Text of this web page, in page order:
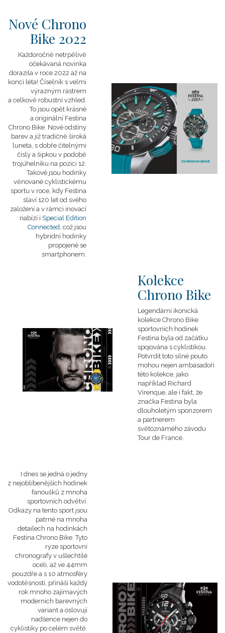
Nové Chrono
Bike 2022
Každoročně netrpělivě
očekávaná novinka
dorazila v roce 2022 až na
konci léta! Číselník s velmi
výrazným rastrem
a celkově robustní vzhled.
To jsou opět krásné
a originální Festina
Chrono Bike. Nové odstíny
barev a již tradičně široká
luneta, s dobře čitelnými
čísly a šipkou v podobě
trojúhelníku na pozici 12.
Takové jsou hodinky
věnované cyklistickému
sportu v roce, kdy Festina
slaví 120 let od svého
založení a v rámci inovací
nabízí i Special Edition
Connected, což jsou
hybridní hodinky
propojené se
smartphonem.
Kolekce
Chrono Bike
Legendární ikonická
kolekce Chrono Bike
sportovních hodinek
Festina byla od začátku
spojována s cyklistikou.
Potvrdit toto silné pouto
mohou nejen ambasadoři
této kolekce, jako
například Richard
Virenque, ale i fakt, že
značka Festina byla
dlouholetým sponzorem
a partnerem
světoznámého závodu
Tour de France.
I dnes se jedná o jedny
z nejoblíbenějších hodinek
fanoušků z mnoha
sportovních odvětví.
Odkazy na tento sport jsou
patrné na mnoha
detailech na hodinkách
Festina Chrono Bike. Tyto
ryze sportovní
chronografy v ušlechtilé
oceli, až ve 44mm
pouzdře a s 10 atmosféry
vodotěsnosti, přináší každý
rok mnoho zajímavých
moderních barevných
variant a oslovují
nadšence nejen do
cyklistiky po celém světě.